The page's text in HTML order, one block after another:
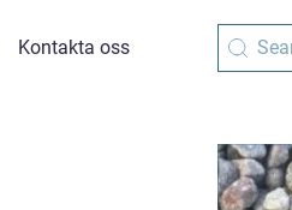
Kontakta oss